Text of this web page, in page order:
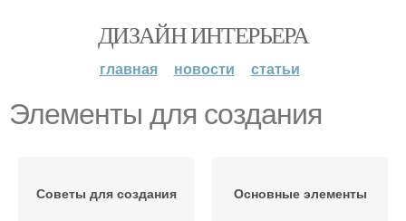
ДИЗАЙН ИНТЕРЬЕРА
главная новости статьи
Элементы для создания
Советы для создания Основные элементы